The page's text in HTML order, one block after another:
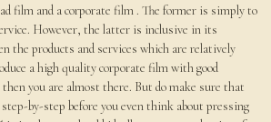
film and a corporate film . The former is simply to
However, the latter is inclusive in its
the products and services which are relatively
a high quality corporate film with good
you are almost there. But do make sure that
by-step before you even think about pressing